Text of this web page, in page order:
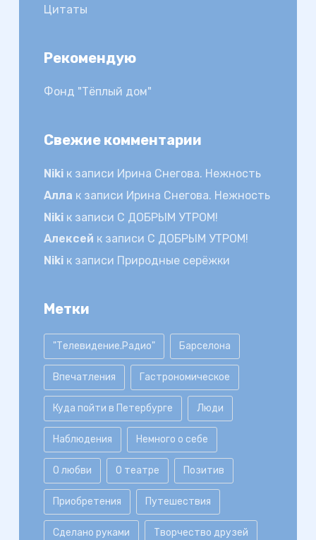
Цитаты
Рекомендую
Фонд "Тёплый дом"
Свежие комментарии
Nikiк записи Ирина Снегова. Нежность
Алла к записи Ирина Снегова. Нежность
Nikiк записи С ДОБРЫМ УТРОМ!
Алексей к записи С ДОБРЫМ УТРОМ!
Nikiк записи Природные серёжки
Метки
"Телевидение.Радио" Барселона
Впечатления Гастрономическое
Куда пойти в Петербурге Люди
Наблюдения Немного о себе
О любви О театре Позитив
Приобретения Путешествия
Сделано руками Творчество друзей